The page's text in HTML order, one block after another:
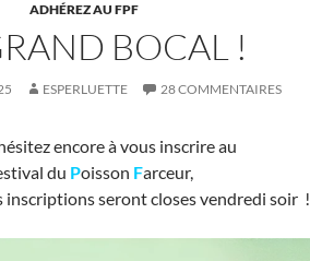
ADHÉREZ AU FPF
BOCAL !
ESPERLUETTE 28 COMMENTAIRES
encore à vous inscrire au
du Poisson Farceur,
inscriptions seront closes vendredi soir !